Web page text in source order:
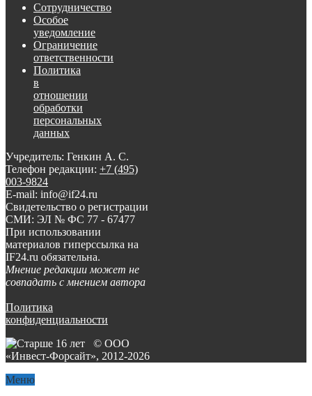
Сотрудничество
Особое
уведомление
Ограничение
ответственности
Политика
в
отношении
обработки
персональных
данных
Учредитель: Генкин А. С.
Телефон редакции: +7 (495)
003-9824
E-mail: info@if24.ru
Свидетельство о регистрации
СМИ: ЭЛ № ФС 77 - 67477
При использовании
материалов гиперссылка на
IF24.ru обязательна.
Мнение редакции может не
совпадать с мнением автора
Политика
конфиденциальности
© ООО
«Инвест-Форсайт», 2012-2026
Меню